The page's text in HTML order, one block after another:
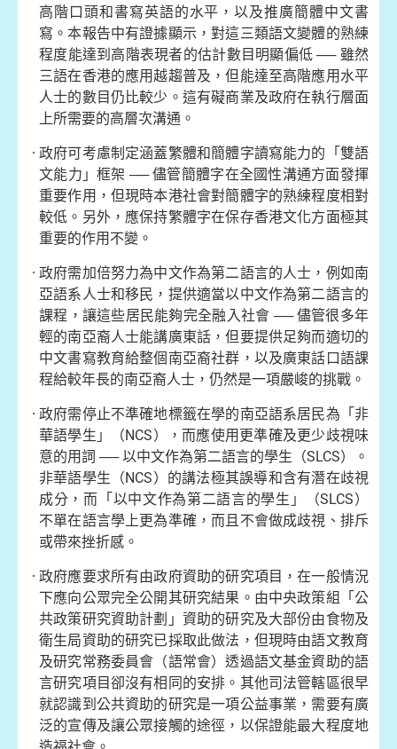
高階口頭和書寫英語的水平，以及推廣簡體中文書
寫。本報告中有證據顯示，對這三類語文變體的熟練
程度能達到高階表現者的估計數目明顯偏低 ── 雖然
三語在香港的應用越趨普及，但能達至高階應用水平
人士的數目仍比較少。這有礙商業及政府在執行層面
上所需要的高層次溝通。
政府可考慮制定涵蓋繁體和簡體字讀寫能力的「雙語
文能力」框架 ── 儘管簡體字在全國性溝通方面發揮
重要作用，但現時本港社會對簡體字的熟練程度相對
較低。另外，應保持繁體字在保存香港文化方面極其
重要的作用不變。
政府需加倍努力為中文作為第二語言的人士，例如南
亞語系人士和移民，提供適當以中文作為第二語言的
課程，讓這些居民能夠完全融入社會 ── 儘管很多年
輕的南亞裔人士能講廣東話，但要提供足夠而適切的
中文書寫教育給整個南亞裔社群，以及廣東話口語課
程給較年長的南亞裔人士，仍然是一項嚴峻的挑戰。
政府需停止不準確地標籤在學的南亞語系居民為「非
華語學生」（NCS），而應使用更準確及更少歧視味
意的用詞 ── 以中文作為第二語言的學生（SLCS）。
非華語學生（NCS）的講法極其誤導和含有潛在歧視
成分，而「以中文作為第二語言的學生」（SLCS）
不單在語言學上更為準確，而且不會做成歧視、排斥
或帶來挫折感。
政府應要求所有由政府資助的研究項目，在一般情況
下應向公眾完全公開其研究結果。由中央政策組「公
共政策研究資助計劃」資助的研究及大部份由食物及
衛生局資助的研究已採取此做法，但現時由語文教育
及研究常務委員會（語常會）透過語文基金資助的語
言研究項目卻沒有相同的安排。其他司法管轄區很早
就認識到公共資助的研究是一項公益事業，需要有廣
泛的宣傳及讓公眾接觸的途徑，以保證能最大程度地